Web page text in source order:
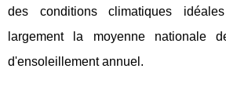
des conditions climatiques
largement la moyenne nationale
d'ensoleillement annuel.